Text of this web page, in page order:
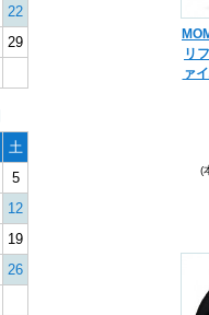
22
29
土
5
12
19
26
リ
ァ
(